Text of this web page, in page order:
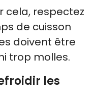
cela, respectez
de cuisson
doivent être
trop molles.
les